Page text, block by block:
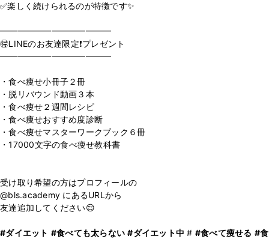
✅楽しく続けられるのが特徴です✨
━━━━━━━━━━━━━
🉐LINEのお友達限定❗️プレゼント
━━━━━━━━━━━━━
・食べ痩せ小冊子２冊
・脱リバウンド動画３本
・食べ痩せ２週間レシピ
・食べ痩せおすすめ度診断
・食べ痩せマスターワークブック６冊
・17000文字の食べ痩せ教科書
受け取り希望の方はプロフィールの
@bls.academy にあるURLから
友達追加してください😌
#ダイエット #食べても太らない #ダイエット中 # #食べて痩せる #食